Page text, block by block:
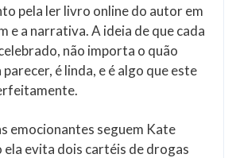
pela ler livro online do autor em
e a narrativa. A ideia de que cada
não importa o quão
é linda, e é algo que este
emocionantes seguem Kate
ela evita dois cartéis de drogas